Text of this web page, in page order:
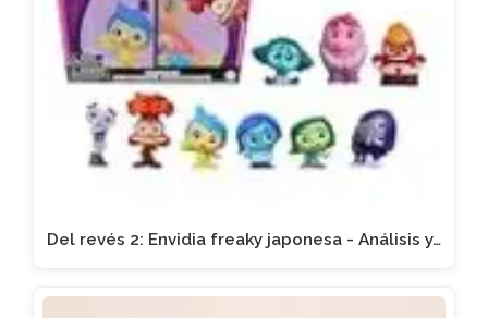
Del revés 2: Envidia freaky japonesa - Análisis y…